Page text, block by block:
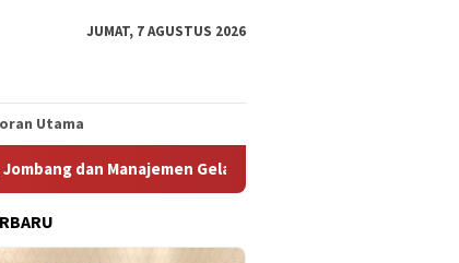
JUMAT, 7 AGUSTUS 2026
Utama
dan Manajemen Gelar Pertemuan Bersama